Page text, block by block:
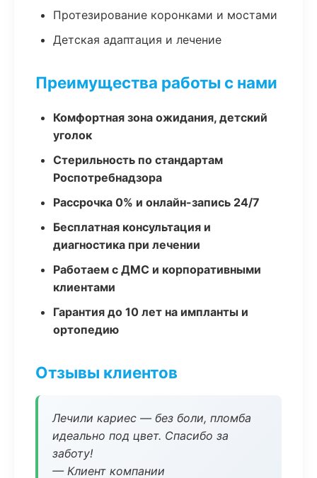
Протезирование коронками и мостами
Детская адаптация и лечение
Преимущества работы с нами
Комфортная зона ожидания, детский
уголок
Стерильность по стандартам
Роспотребнадзора
Рассрочка 0% и онлайн-запись 24/7
Бесплатная консультация и
диагностика при лечении
Работаем с ДМС и корпоративными
клиентами
Гарантия до 10 лет на импланты и
ортопедию
Отзывы клиентов
Лечили кариес — без боли, пломба
идеально под цвет. Спасибо за
заботу!
— Клиент компании